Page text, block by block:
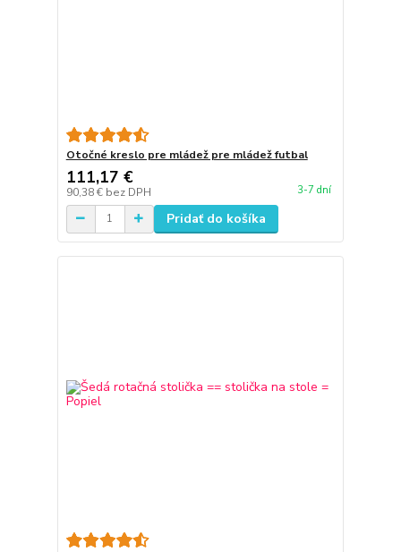
Otočné kreslo pre mládež pre mládež futbal
111,17 €
90,38 € bez DPH 3-7 dní
Pridať do košíka